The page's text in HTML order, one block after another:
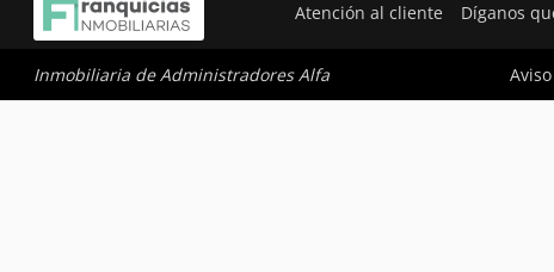
Atención al cliente Díganos
Inmobiliaria de Administradores Alfa